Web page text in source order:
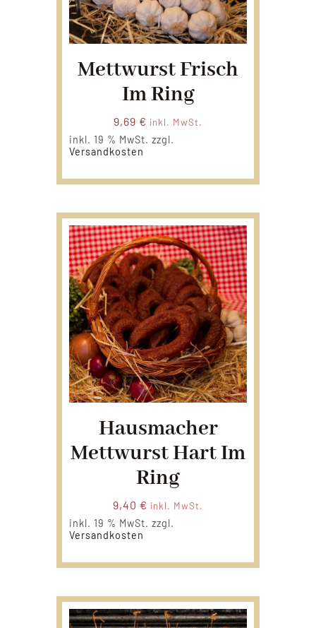
Mettwurst Frisch
Im Ring
9,69 € inkl. MwSt.
inkl. 19 % MwSt. zzgl.
Versandkosten
Hausmacher
Mettwurst Hart Im
Ring
9,40 € inkl. MwSt.
inkl. 19 % MwSt. zzgl.
Versandkosten